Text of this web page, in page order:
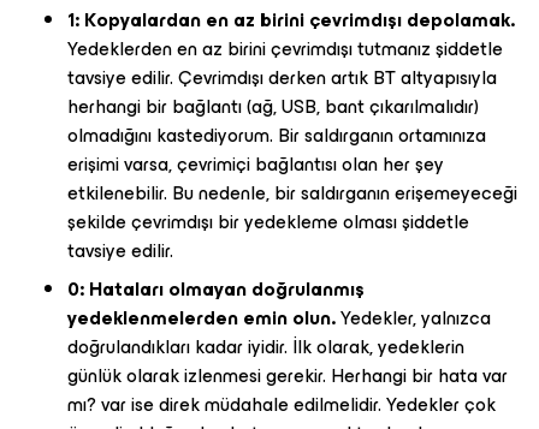
1: Kopyalardan en az birini çevrimdışı depolamak.
Yedeklerden en az birini çevrimdışı tutmanız şiddetle
tavsiye edilir. Çevrimdışı derken artık BT altyapısıyla
herhangi bir bağlantı (ağ, USB, bant çıkarılmalıdır)
olmadığını kastediyorum. Bir saldırganın ortamınıza
erişimi varsa, çevrimiçi bağlantısı olan her şey
etkilenebilir. Bu nedenle, bir saldırganın erişemeyeceği
şekilde çevrimdışı bir yedekleme olması şiddetle
tavsiye edilir.
0: Hataları olmayan doğrulanmış
yedeklenmelerden emin olun.Yedekler, yalnızca
doğrulandıkları kadar iyidir. İlk olarak, yedeklerin
günlük olarak izlenmesi gerekir. Herhangi bir hata var
mı? var ise direk müdahale edilmelidir. Yedekler çok